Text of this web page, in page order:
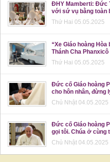
ĐHY Mamberti: Đức
với sứ vụ bằng toàn
Thứ Hai 05.05.2025
“Xe Giáo hoàng
Thánh Cha Phanxicô
Thứ Hai 05.05.2025
Đức cố Giáo hoàng
cho hôn nhân, đừng
Chủ Nhật 04.05.2025
Đức cố Giáo hoàng
gọi tôi. Chúa ở cùng
Chủ Nhật 04.05.2025